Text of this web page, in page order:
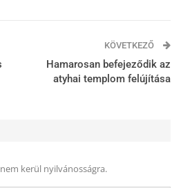
KÖVETKEZŐ
Hamarosan befejeződik az
atyhai templom felújítása
kerül nyilvánosságra.